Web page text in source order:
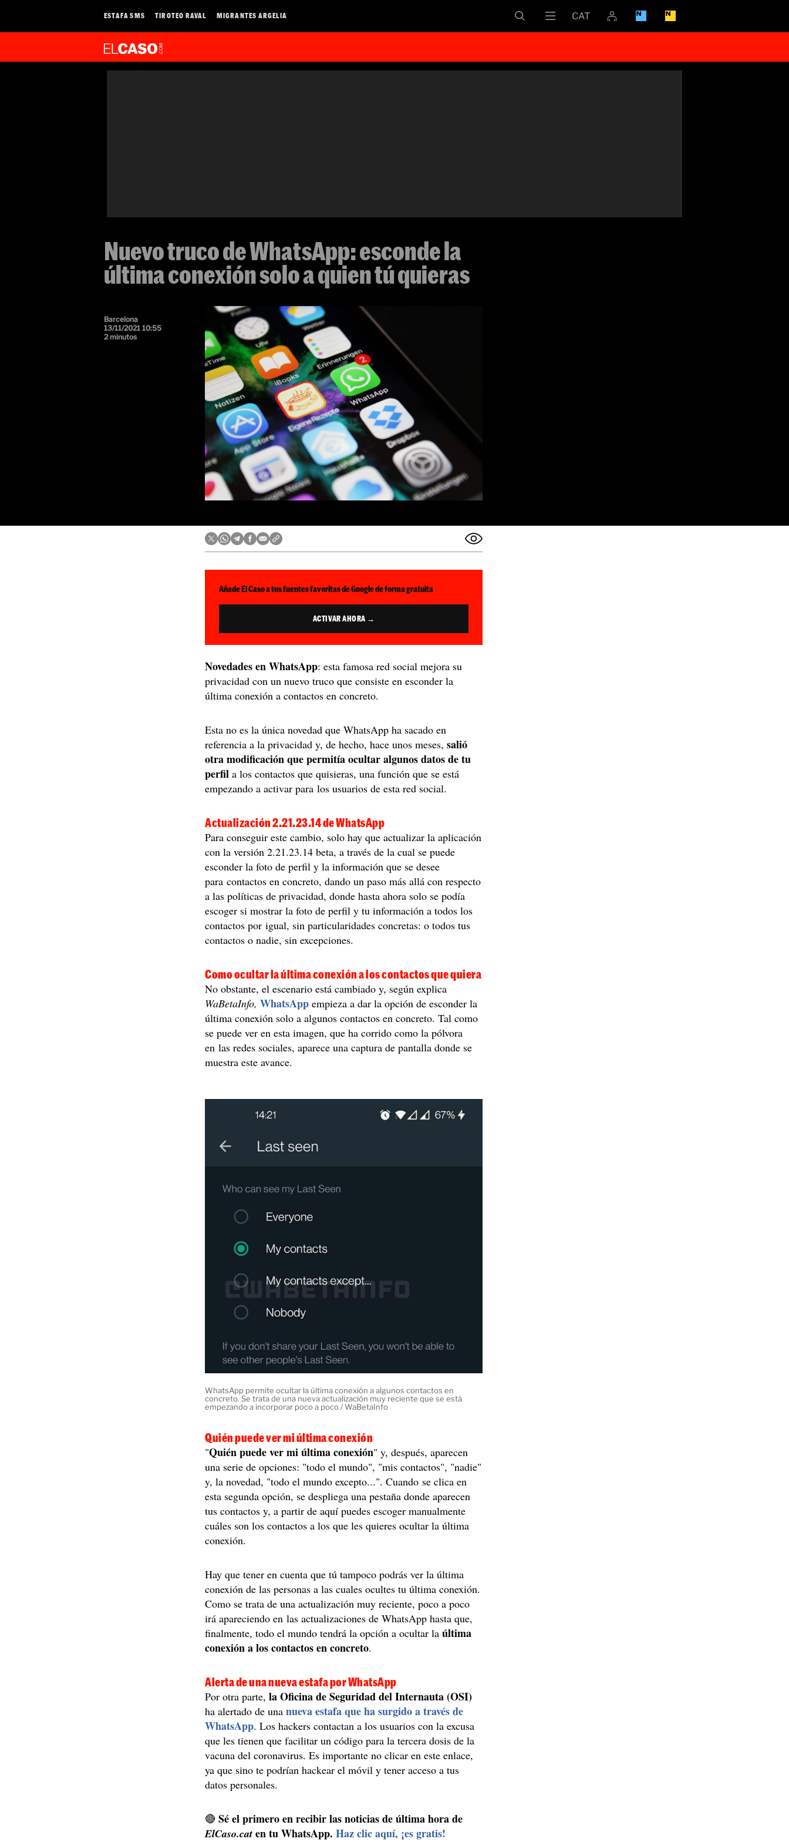
ESTAFA SMS TIROTEO RAVAL MIGRANTES ARGELIA
Nuevo truco de WhatsApp: esconde la
última conexión solo a quien tú quieras
Barcelona
13/11/2021 10:55
2 minutos
Añade El Caso a tus fuentes favoritas de Google de forma gratuita
ACTIVAR AHORA →
Novedades en WhatsApp: esta famosa red social mejora su
privacidad con un nuevo truco que consiste en esconder la
última conexión a contactos en concreto.
Esta no es la única novedad que WhatsApp ha sacado en
referencia a la privacidad y, de hecho, hace unos meses,salió
otra modificación que permitía ocultar algunos datos de tu
perfil a los contactos que quisieras, una función que se está
empezando a activar para los usuarios de esta red social.
Actualización 2.21.23.14 de WhatsApp
Para conseguir este cambio, solo hay que actualizar la aplicación
con la versión 2.21.23.14 beta, a través de la cual se puede
esconder la foto de perfil y la información que se desee
para contactos en concreto, dando un paso más allá con respecto
a las políticas de privacidad, donde hasta ahora solo se podía
escoger si mostrar la foto de perfil y tu información a todos los
contactos por igual, sin particularidades concretas: o todos tus
contactos o nadie, sin excepciones.
Como ocultar la última conexión a los contactos que quiera
No obstante, el escenario está cambiado y, según explica
WaBetaInfo, WhatsApp empieza a dar la opción de esconder la
última conexión solo a algunos contactos en concreto. Tal como
se puede ver en esta imagen, que ha corrido como la pólvora
en las redes sociales, aparece una captura de pantalla donde se
muestra este avance.
WhatsApp permite ocultar la última conexión a algunos contactos en
concreto. Se trata de una nueva actualización muy reciente que se está
empezando a incorporar poco a poco / WaBetaInfo
Quién puede ver mi última conexión
"Quién puede ver mi última conexión" y, después, aparecen
una serie de opciones: "todo el mundo", "mis contactos", "nadie"
y, la novedad, "todo el mundo excepto...". Cuando se clica en
esta segunda opción, se despliega una pestaña donde aparecen
tus contactos y, a partir de aquí puedes escoger manualmente
cuáles son los contactos a los que les quieres ocultar la última
conexión.
Hay que tener en cuenta que tú tampoco podrás ver la última
conexión de las personas a las cuales ocultes tu última conexión.
Como se trata de una actualización muy reciente, poco a poco
irá apareciendo en las actualizaciones de WhatsApp hasta que,
finalmente, todo el mundo tendrá la opción a ocultar laúltima
conexión a los contactos en concreto.
Alerta de una nueva estafa por WhatsApp
Por otra parte,la Oficina de Seguridad del Internauta (OSI)
ha alertado de unanueva estafa que ha surgido a través de
WhatsApp. Los hackers contactan a los usuarios con la excusa
que les tienen que facilitar un código para la tercera dosis de la
vacuna del coronavirus. Es importante no clicar en este enlace,
ya que sino te podrían hackear el móvil y tener acceso a tus
datos personales.
🔴Sé el primero en recibir las noticias de última hora de
ElCaso.cat en tu WhatsApp.Haz clic aquí, ¡es gratis!